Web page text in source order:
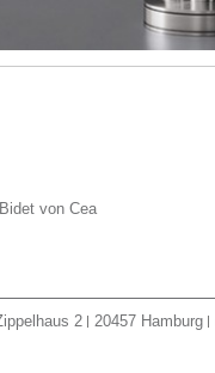
von Cea
2 20457 Hamburg